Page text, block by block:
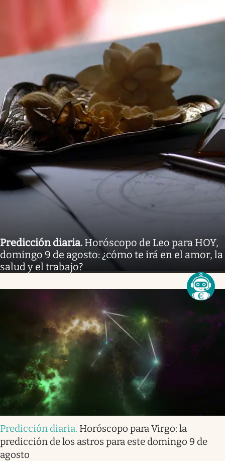
Predicción diaria. Horóscopo de Leo para HOY,
domingo 9 de agosto: ¿cómo te irá en el amor, la
salud y el trabajo?
Predicción diaria. Horóscopo para Virgo: la
predicción de los astros para este domingo 9 de
agosto